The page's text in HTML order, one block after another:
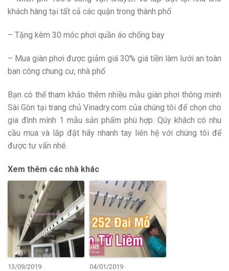
khách hàng tại tất cả các quận trong thành phố
– Tặng kèm 30 móc phơi quần áo chống bay
– Mua giàn phơi được giảm giá 30% giá tiền làm lưới an toàn
ban công chung cư, nhà phố
Bạn có thể tham khảo thêm nhiều mẫu giàn phơi thông minh
Sài Gòn tại trang chủ Vinadry.com của chúng tôi để chọn cho
gia đình mình 1 mẫu sản phẩm phù hợp. Qúy khách có nhu
cầu mua và lắp đặt hãy nhanh tay liên hệ với chúng tôi để
được tư vấn nhé.
Xem thêm các nhà khác
13/09/2019
04/01/2019